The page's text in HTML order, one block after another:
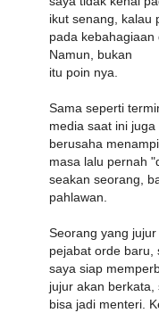
ikut senang, kalau
pada kebahagiaan
Namun, bukan
itu poin nya.
Sama seperti
media saat ini
berusaha
masa lalu pernah
seakan seorang,
pahlawan.
Seorang yang
pejabat orde baru,
saya siap
jujur akan
bisa jadi menteri.